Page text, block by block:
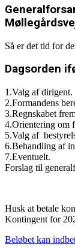
Så er det tid for
Dagsorden
1.Valg af dirigent.
2.Formandens
3.Regnskabet
4.Orientering om
5.Valg af
6.Behandling af
7.Eventuelt.
Forslag til
Husk at betale
Kontingent for
Beløbet kan